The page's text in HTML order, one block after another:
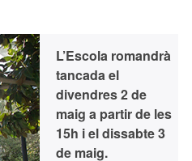
L’Escola romandrà
tancada el
divendres 2 de
maig a partir de les
15h i el dissabte 3
de maig.